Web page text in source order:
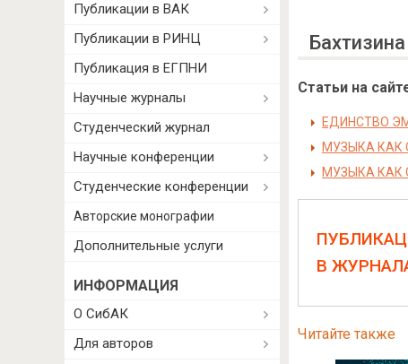
Статьи на
ЕДИНСТВО
МУЗЫКА КАК
МУЗЫКА КАК
В
Читайте также
Публикации в ВАК
Публикации в РИНЦ
Публикация в ЕГПНИ
Научные журналы
Студенческий журнал
Научные конференции
Студенческие конференции
Авторские монографии
Дополнительные услуги
ИНФОРМАЦИЯ
О СибАК
Для авторов